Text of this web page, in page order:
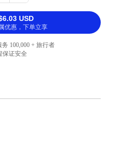
USD
优惠，下单立享
务 100,000 + 旅行者
保证安全